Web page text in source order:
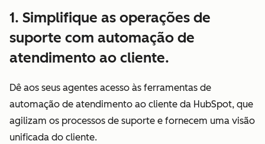
1. Simplifique as operações de
suporte com automação de
atendimento ao cliente.
Dê aos seus agentes acesso às ferramentas de
automação de atendimento ao cliente da HubSpot, que
agilizam os processos de suporte e fornecem uma visão
unificada do cliente.